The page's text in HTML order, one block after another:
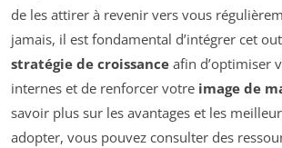
de les attirer à revenir vers vous
jamais, il est fondamental d’intégrer cet
stratégie de croissance afin d’optimiser
internes et de renforcer votre image de
savoir plus sur les avantages et les
adopter, vous pouvez consulter des